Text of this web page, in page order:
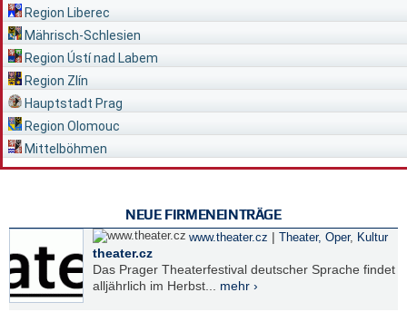
Region Liberec
Mährisch-Schlesien
Region Ústí nad Labem
Region Zlín
Hauptstadt Prag
Region Olomouc
Mittelböhmen
NEUE FIRMENEINTRÄGE
www.theater.cz | Theater, Oper, Kultur
theater.cz
Das Prager Theaterfestival deutscher Sprache findet
alljährlich im Herbst... mehr ›